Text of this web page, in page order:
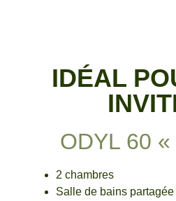
IDÉAL
ODYL 60
2 chambres
Salle de bains